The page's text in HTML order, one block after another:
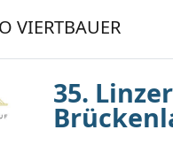
VIERTBAUER
35.